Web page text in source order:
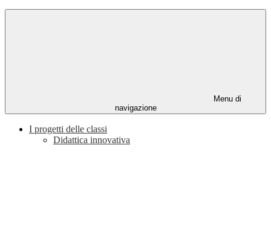
Menu di
navigazione
I progetti delle classi
Didattica innovativa